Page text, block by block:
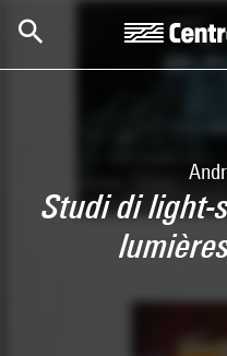
Studi di light-